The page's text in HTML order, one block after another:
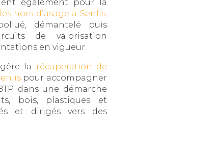
également pour la
hors d’usage à Senlis.
démantelé puis
de valorisation
en vigueur.
gère la
récupération de
pour accompagner
dans une démarche
bois, plastiques et
et dirigés vers des